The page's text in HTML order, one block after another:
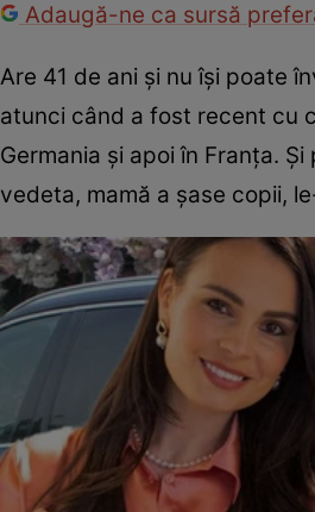
Adaugă-ne ca sursă
Are 41 de ani și nu își poate
atunci când a fost recent cu
Germania și apoi în Franța.
vedeta, mamă a șase copii,